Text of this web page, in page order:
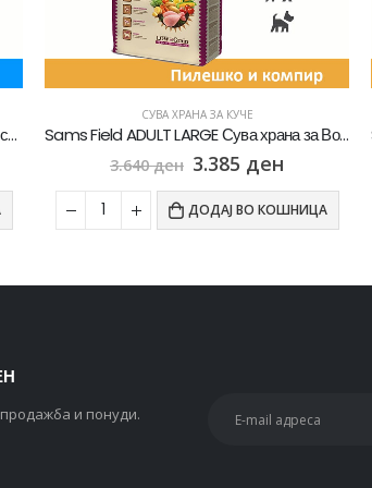
Sams Field HYPOALERGENIC Сува храна со Лосос и компир [Вреќа 13кг]
СУВА ХРАНА ЗА КУЧЕ
Sams Field ADULT LARGE Сува храна за Возрасни кучиња од Голем раст со Пилешко и компир [Вреќа 13кг]
3.640ден 3.385 ден
ДОДАЈ ВО КОШНИЦА
и понуди.